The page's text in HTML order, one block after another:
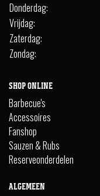
Donderdag:
Vrijdag:
Zaterdag:
Zondag:
SHOP ONLINE
Barbecue's
Accessoires
Fanshop
Sauzen & Rubs
Reserveonderdelen
ALGEMEEN